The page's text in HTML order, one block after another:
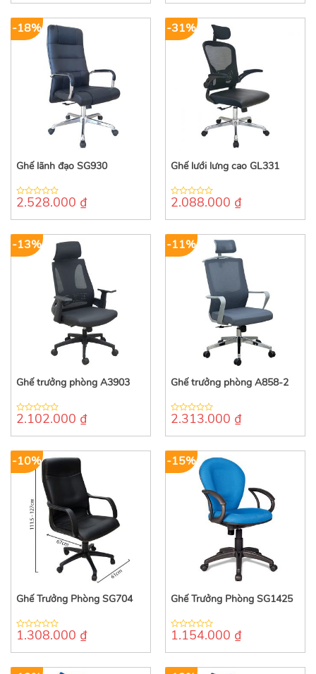
of
of
-18%
Ghế lãnh đạo SG930
0
of
2.528.000 ₫
-31%
Ghế lưới lưng cao GL331
0
of
2.088.000 ₫
-13%
Ghế trưởng phòng A3903
0
of
2.102.000 ₫
-11%
Ghế trưởng phòng A858-2
0
of
2.313.000 ₫
-10%
Ghế Trưởng Phòng SG704
0
of
1.308.000 ₫
-15%
Ghế Trưởng Phòng SG1425
0
of
1.154.000 ₫